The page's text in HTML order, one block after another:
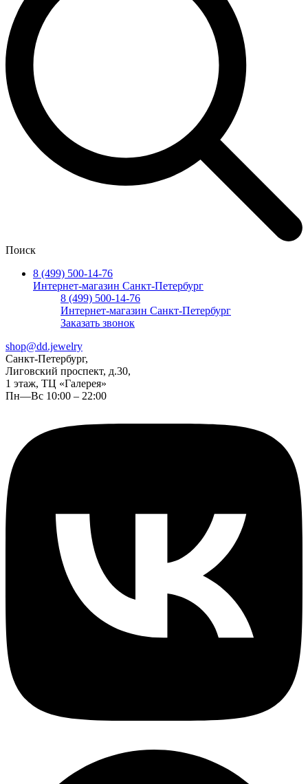
Поиск
8 (499) 500-14-76
Интернет-магазин Санкт-Петербург
8 (499) 500-14-76
Интернет-магазин Санкт-Петербург
Заказать звонок
shop@dd.jewelry
Санкт-Петербург,
Лиговский проспект, д.30,
1 этаж, ТЦ «Галерея»
Пн—Вс 10:00 – 22:00